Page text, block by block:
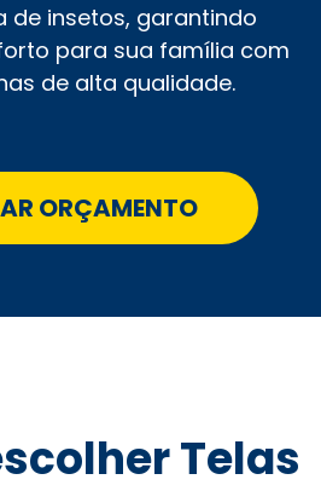
de insetos, garantindo
para sua família com
de alta qualidade.
ORÇAMENTO
Telas